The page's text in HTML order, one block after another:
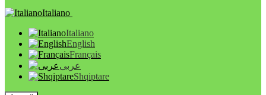
Italiano
Italiano
English
Français
عربى
Shqiptare